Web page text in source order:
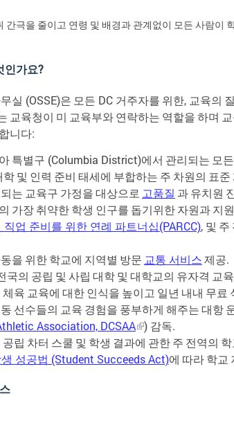
간극을 줄이고 연령 및 배경과 관계없이 모든 사람이
인가요?
실 (OSSE)은 모든 DC 거주자를 위한, 교육의
교육청이 미 교육부와연락하는 역할을하며
니다:
특별구 (Columbia District)에서 관리되는 모든
학및 인력 준비 태세에 부합하는 주 차원의 표준
되는 교육구 가정을대상으로 고품질 과유치원
가장취약한학생 인구를 돕기위한자원과지
직업 준비를 위한 연례 파트너십(PARCC), 및 주
을 위한학교에 지역별 방문 교통 서비스제공.
국의 공립 및 사립 대학및 대학교의 유자격 교
체육 교육에 대한인식을 높이고 일년 내내 무료
선수들의 교육 경험을 풍부하게 해주는대항
Association, DCSAA ) 감독.
공립 차터 스쿨 및 학생 결과에 관한주 전역의
성공법 (Student Succeeds Act)에 따라학교